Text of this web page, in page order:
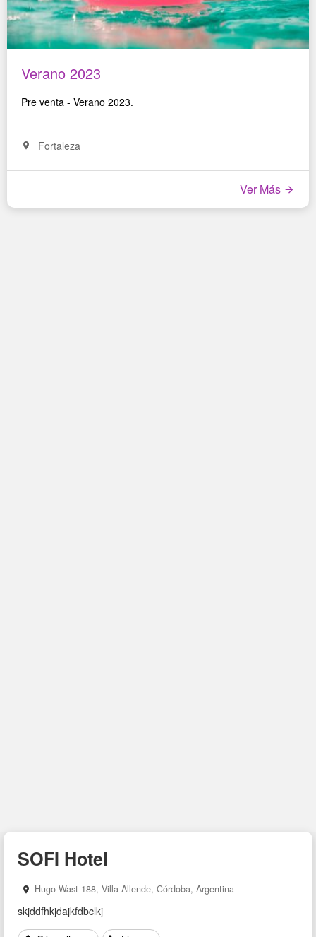
Verano 2023
Pre venta - Verano 2023.
Fortaleza
Ver Más
TELEFONO
SOFI Hotel
Hugo Wast 188, Villa Allende, Córdoba, Argentina
skjddfhkjdajkfdbclkj